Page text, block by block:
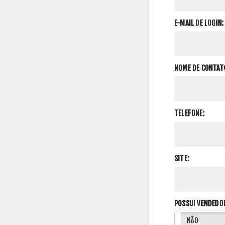
E-MAIL DE LOGIN:
NOME DE
TELEFONE:
SITE:
POSSUI
NÃO